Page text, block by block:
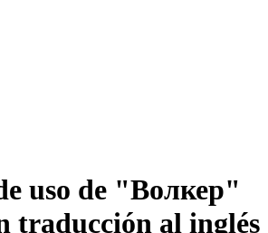
uso de "Волкер"
traducción al inglés